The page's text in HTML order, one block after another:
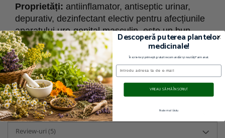
Proprietăți: antiinflamator, antiseptic urinar,
depurativ, dezinfectant electiv pentru afecțiunile
aparatului uro-genital masculin, este un bun
diuretic.
Informatii conformitate produs
Video(1)
Review-uri (5)
Descoperă puterea plantelor
medicinale!
Înscrie-te și primești gratuit recomandări și noutăți Farmanat.
Email
VREAU SĂ MĂ ÎNSCRIU!
Poate mai târziu